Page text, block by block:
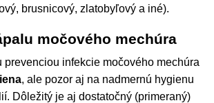
brusnicový, zlatobyľový a iné).
močového mechúra
infekcie močového mechúra
, ale pozor aj na nadmernú hygienu
Dôležitý je aj dostatočný (primeraný)